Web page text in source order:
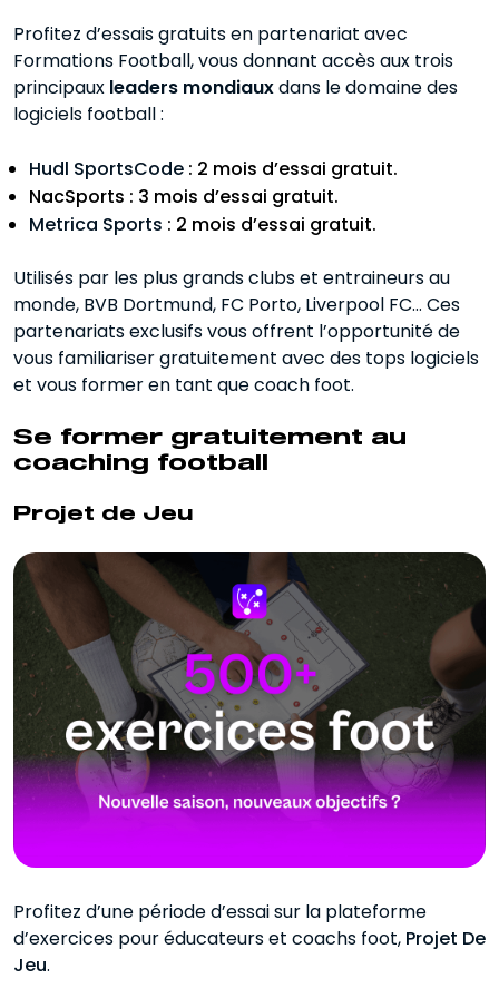
Profitez d’essais gratuits en partenariat avec
Formations Football, vous donnant accès aux trois
principaux leaders mondiauxdans le domaine des
logiciels football :
Hudl SportsCode : 2 mois d’essai gratuit.
NacSports : 3 mois d’essai gratuit.
Metrica Sports : 2 mois d’essai gratuit.
Utilisés par les plus grands clubs et entraineurs au
monde, BVB Dortmund, FC Porto, Liverpool FC… Ces
partenariats exclusifs vous offrent l’opportunité de
vous familiariser gratuitement avec des tops logiciels
et vous former en tant que coach foot.
Se former gratuitement au
coaching football
Projet de Jeu
Profitez d’une période d’essai sur la plateforme
d’exercices pour éducateurs et coachs foot, Projet De
Jeu.